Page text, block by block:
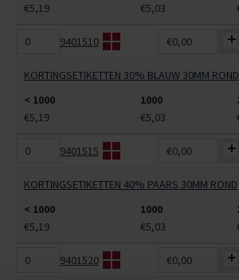
€5,19
€5,03
9401510 €0,00
KORTINGSETIKETTEN 30% BLAUW 30MM ROND
< 1000
1000
€5,19
€5,03
9401515 €0,00
KORTINGSETIKETTEN 40% PAARS 30MM ROND
< 1000
1000
€5,19
€5,03
9401520 €0,00